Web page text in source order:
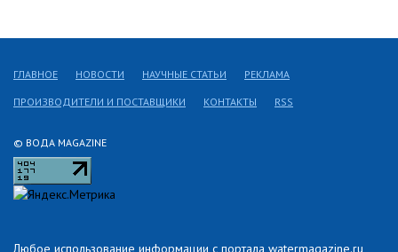
© ВОДА MAGAZINE
Любое использование информации с портала watermagazine.ru
ГЛАВНОЕ НОВОСТИ НАУЧНЫЕ СТАТЬИ РЕКЛАМА
ПРОИЗВОДИТЕЛИ И ПОСТАВЩИКИ КОНТАКТЫ RSS